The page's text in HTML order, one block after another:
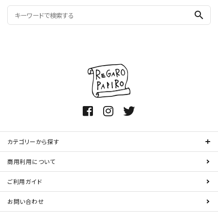
search
カテゴリーから探す
商用利用について
ご利用ガイド
お問い合わせ